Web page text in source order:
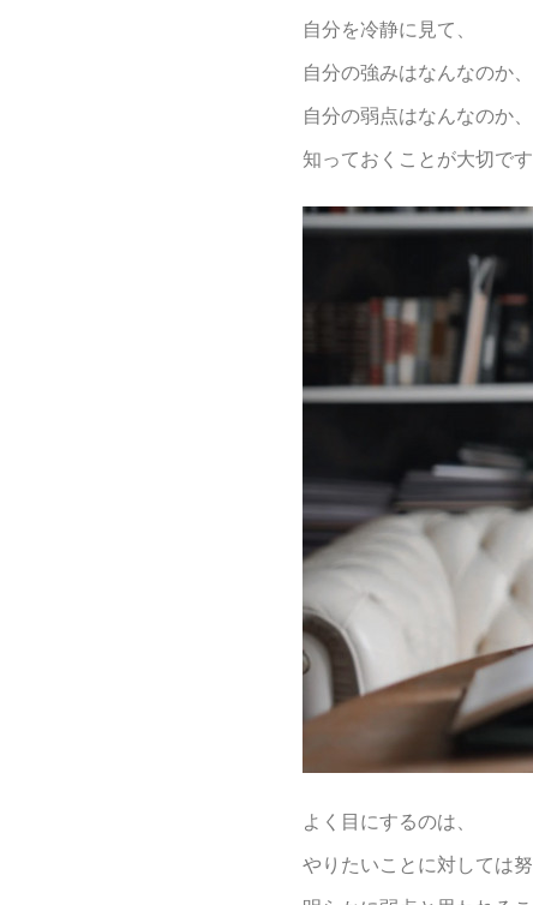
自分を冷静に見て、
自分の強みはなんなのか、
自分の弱点はなんなのか、
知っておくことが大切です
よく目にするのは、
やりたいことに対しては努